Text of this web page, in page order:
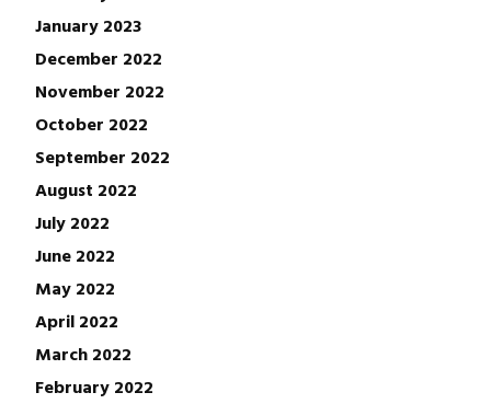
January 2023
December 2022
November 2022
October 2022
September 2022
August 2022
July 2022
June 2022
May 2022
April 2022
March 2022
February 2022